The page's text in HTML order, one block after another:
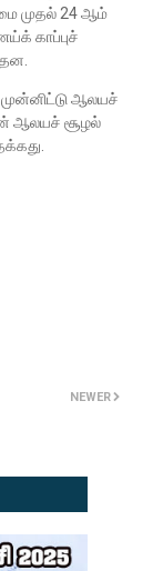
முதல் 24 ஆம்
காப்புச்
ஆலயச்
ஆலயச் சூழல்
NEWER